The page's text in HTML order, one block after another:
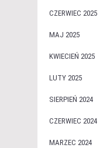
CZERWIEC 2025
MAJ 2025
KWIECIEŃ 2025
LUTY 2025
SIERPIEŃ 2024
CZERWIEC 2024
MARZEC 2024